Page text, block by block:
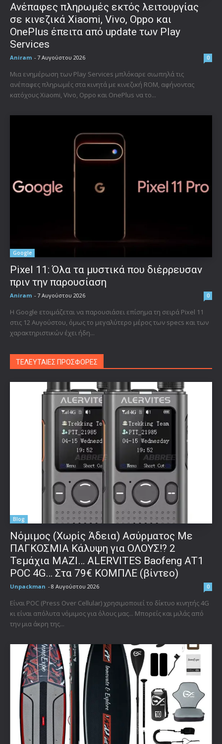
Ανέπαφες πληρωμές εκτός λειτουργίας
σε κινεζικά Xiaomi, Vivo, Oppo και
OnePlus έπειτα από update των Play
Services
Aniram - 7 Αυγούστου 2026 0
Μια ενημέρωση των Play Services μπλόκαρε σιωπηλά τις
ανέπαφες πληρωμές στα κινητά με κινεζική ROM, αφήνοντας
κατόχους Xiaomi, Vivo, Oppo και OnePlus να το...
Google
Pixel 11: Όλα τα μυστικά που διέρρευσαν
πριν την παρουσίαση
Aniram - 7 Αυγούστου 2026 0
Η Google ετοιμάζεται να παρουσιάσει επίσημα τη σειρά Pixel 11
στις 12 Αυγούστου, όμως το μεγαλύτερο μέρος των specs και των
χαρακτηριστικών έχει ήδη...
ΤΕΛΕΥΤΑΙΕΣ ΠΡΟΣΦΟΡΕΣ
Blog
Νόμιμος (Χωρίς Άδεια) Ασύρματος Με
ΠΑΓΚΟΣΜΙΑ Κάλυψη για ΟΛΟΥΣ!? 2
Τεμάχια ΜΑΖΙ… ALERVITES Baofeng AT1
POC 4G… Στα 79€ ΚΟΜΠΛΕ (βίντεο)
Unpackman - 8 Αυγούστου 2026 0
Είναι POC (Press Over Cellular) χρησιμοποιεί το δίκτυο κινητής 4G
κι είναι απόλυτα νόμιμος για όλους μας... Μπορείς και μιλάς από
την μια άκρη της...